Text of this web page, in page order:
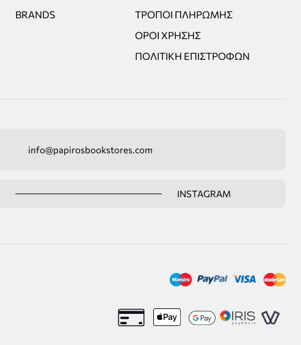
BRANDS
ΤΡΌΠΟΙ ΠΛΗΡΩΜΉΣ
ΌΡΟΙ ΧΡΉΣΗΣ
ΠΟΛΙΤΙΚΉ ΕΠΙΣΤΡΟΦΏΝ
info@papirosbookstores.com
INSTAGRAM